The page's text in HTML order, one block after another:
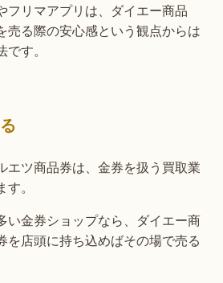
フリマアプリは、ダイエー商品
売る際の安心感という観点からは
す。
エツ商品券は、金券を扱う買取業
。
い金券ショップなら、ダイエー商
を店頭に持ち込めばその場で売る